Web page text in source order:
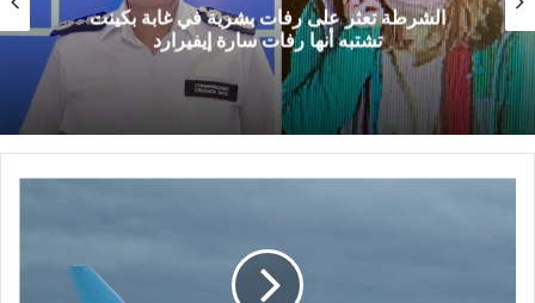
الشرطة تعثر على رفات بشرية في غابة بكينت
تشتبه أنها رفات سارة إيفيرارد